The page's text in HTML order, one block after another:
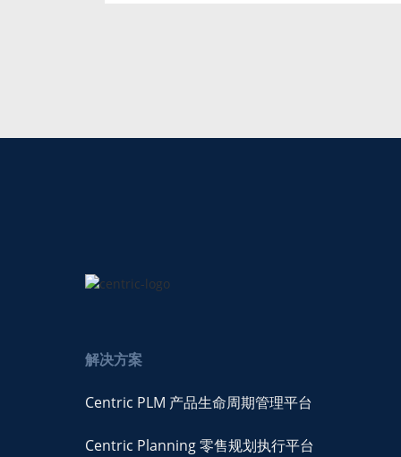
解决方案
Centric PLM 产品生命周期管理平台
Centric Planning 零售规划执行平台